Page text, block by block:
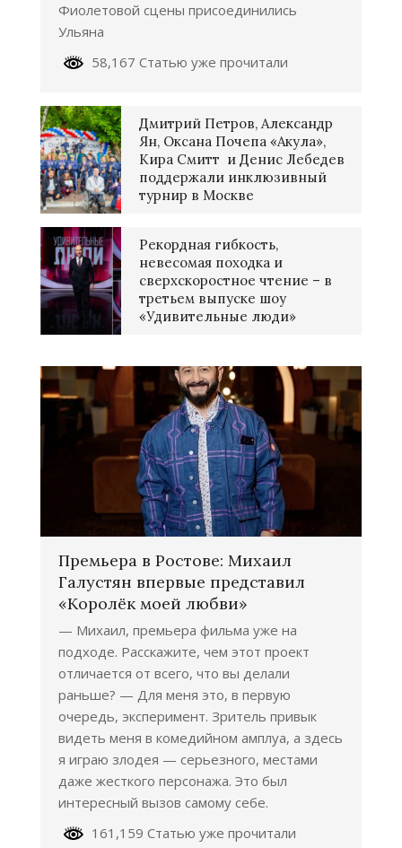
Фиолетовой сцены присоединились
Ульяна
58,167 Статью уже прочитали
Дмитрий Петров, Александр
Ян, Оксана Почепа «Акула»,
Кира Смитт и Денис Лебедев
поддержали инклюзивный
турнир в Москве
Рекордная гибкость,
невесомая походка и
сверхскоростное чтение – в
третьем выпуске шоу
«Удивительные люди»
Премьера в Ростове: Михаил
Галустян впервые представил
«Королёк моей любви»
— Михаил, премьера фильма уже на
подходе. Расскажите, чем этот проект
отличается от всего, что вы делали
раньше? — Для меня это, в первую
очередь, эксперимент. Зритель привык
видеть меня в комедийном амплуа, а здесь
я играю злодея — серьезного, местами
даже жесткого персонажа. Это был
интересный вызов самому себе.
161,159 Статью уже прочитали